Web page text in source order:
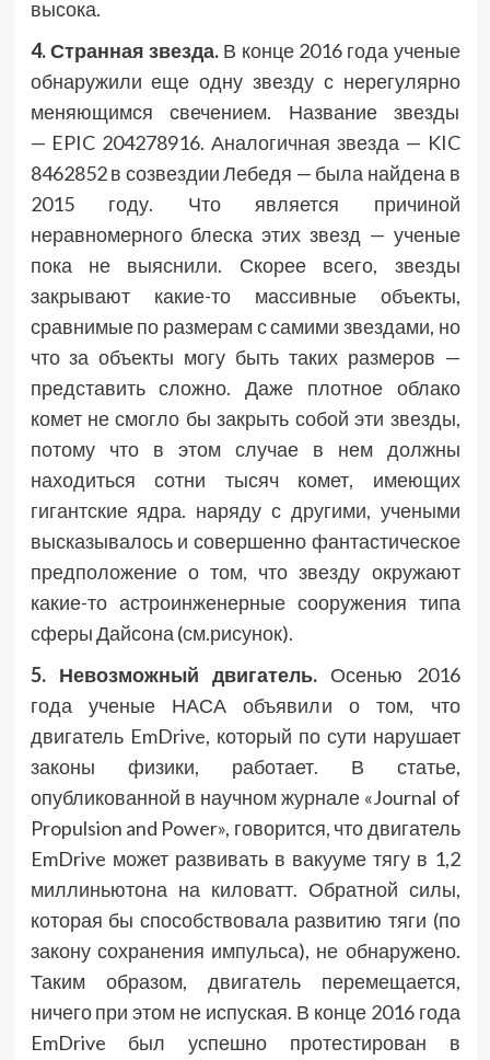
высока.
4. Странная звезда. В конце 2016 года ученые
обнаружили еще одну звезду с нерегулярно
меняющимся свечением. Название звезды
— EPIC 204278916. Аналогичная звезда — KIC
8462852 в созвездии Лебедя — была найдена в
2015 году. Что является причиной
неравномерного блеска этих звезд — ученые
пока не выяснили. Скорее всего, звезды
закрывают какие-то массивные объекты,
сравнимые по размерам с самими звездами, но
что за объекты могу быть таких размеров —
представить сложно. Даже плотное облако
комет не смогло бы закрыть собой эти звезды,
потому что в этом случае в нем должны
находиться сотни тысяч комет, имеющих
гигантские ядра. наряду с другими, учеными
высказывалось и совершенно фантастическое
предположение о том, что звезду окружают
какие-то астроинженерные сооружения типа
сферы Дайсона (см.рисунок).
5. Невозможный двигатель. Осенью 2016
года ученые НАСА объявили о том, что
двигатель EmDrive, который по сути нарушает
законы физики, работает. В статье,
опубликованной в научном журнале «Journal of
Propulsion and Power», говорится, что двигатель
EmDrive может развивать в вакууме тягу в 1,2
миллиньютона на киловатт. Обратной силы,
которая бы способствовала развитию тяги (по
закону сохранения импульса), не обнаружено.
Таким образом, двигатель перемещается,
ничего при этом не испуская. В конце 2016 года
EmDrive был успешно протестирован в